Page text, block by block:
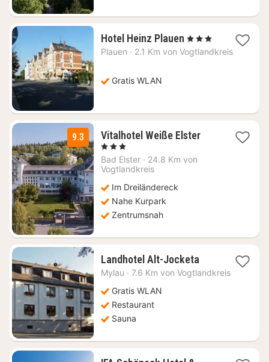
Hotel Heinz Plauen 1
Nacht
ab
, 3 Sterne
Plauen · 2.1 Km von Vogtlandkreis
Gratis WLAN
9.3 Vitalhotel Weiße Elster1
, 3 Sterne
Bad Elster · 24.8 Km von
Vogtlandkreis
Im Dreiländereck
Nahe Kurpark
Zentrumsnah
Landhotel Alt-Jocketa1
Nacht
Mylau · 7.6 Km von Vogtlandkreis
Gratis WLAN
Restaurant
Sauna